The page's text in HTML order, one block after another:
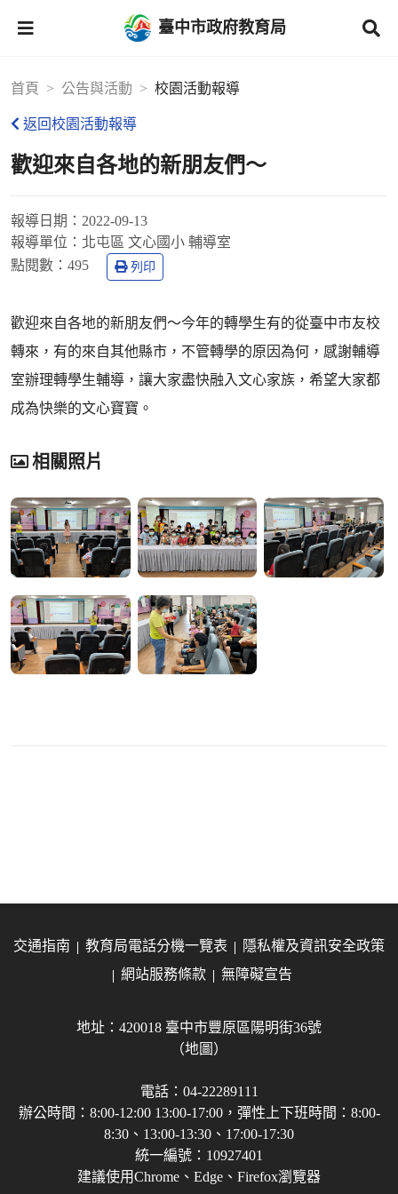
臺中市政府教育局
首頁 公告與活動 校園活動報導
返回校園活動報導
歡迎來自各地的新朋友們～
報導日期： 2022-09-13
報導單位： 北屯區 文心國小 輔導室
點閱數： 495 列印
歡迎來自各地的新朋友們～今年的轉學生有的從臺中市友校
轉來，有的來自其他縣市，不管轉學的原因為何，感謝輔導
室辦理轉學生輔導，讓大家盡快融入文心家族，希望大家都
成為快樂的文心寶寶。
相關照片
交通指南 教育局電話分機一覽表
隱私權及資訊安全政策
網站服務條款
無障礙宣告
地址：420018 臺中市豐原區陽明街36號
（地圖）
電話：04-22289111
辦公時間：8:00-12:00 13:00-17:00，彈性上下班時間：8:00-
8:30、13:00-13:30、17:00-17:30
統一編號：10927401
建議使用Chrome、Edge、Firefox瀏覽器